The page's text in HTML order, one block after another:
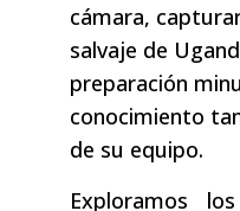
cámara,
salvaje de
preparación
conocimiento
de su equipo.
Exploramos